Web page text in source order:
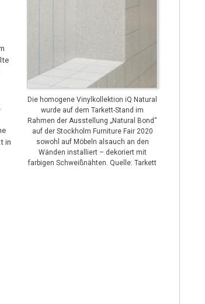
Die homogene Vinylkollektion iQ Natural
wurde auf dem Tarkett-Stand im
Rahmen der Ausstellung „Natural Bond“
auf der Stockholm Furniture Fair 2020
sowohl auf Möbeln alsauch an den
Wänden installiert – dekoriert mit
farbigen Schweißnähten. Quelle: Tarkett
in